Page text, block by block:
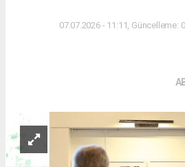
07.07.2026 - 11:11, Güncelleme: